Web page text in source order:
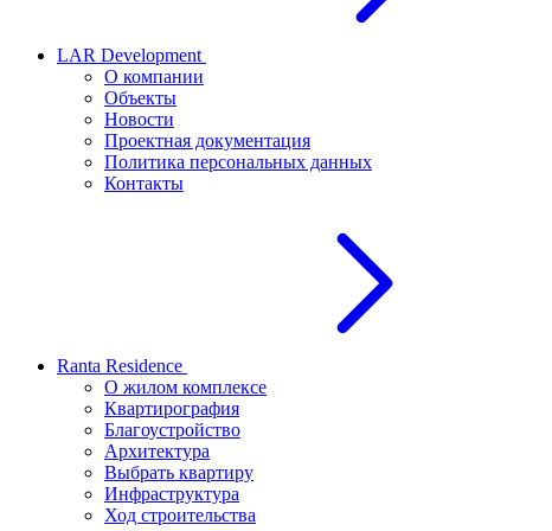
LAR Development
О компании
Объекты
Новости
Проектная документация
Политика персональных данных
Контакты
Ranta Residence
О жилом комплексе
Квартирография
Благоустройство
Архитектура
Выбрать квартиру
Инфраструктура
Ход строительства